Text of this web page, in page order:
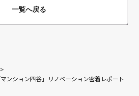
一覧へ戻る
>
ンション四谷」リノベーション密着レポート